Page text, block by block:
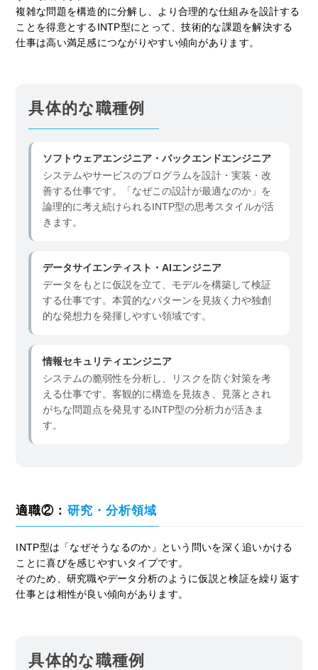
複雑な問題を構造的に分解し、より合理的な仕組みを設計する
ことを得意とするINTP型にとって、技術的な課題を解決する
仕事は高い満足感につながりやすい傾向があります。
具体的な職種例
ソフトウェアエンジニア・バックエンドエンジニア
システムやサービスのプログラムを設計・実装・改
善する仕事です。「なぜこの設計が最適なのか」を
論理的に考え続けられるINTP型の思考スタイルが活
きます。
データサイエンティスト・AIエンジニア
データをもとに仮説を立て、モデルを構築して検証
する仕事です。本質的なパターンを見抜く力や独創
的な発想力を発揮しやすい領域です。
情報セキュリティエンジニア
システムの脆弱性を分析し、リスクを防ぐ対策を考
える仕事です。客観的に構造を見抜き、見落とされ
がちな問題点を発見するINTP型の分析力が活きま
す。
適職②： 研究・分析領域
INTP型は「なぜそうなるのか」という問いを深く追いかける
ことに喜びを感じやすいタイプです。
そのため、研究職やデータ分析のように仮説と検証を繰り返す
仕事とは相性が良い傾向があります。
具体的な職種例